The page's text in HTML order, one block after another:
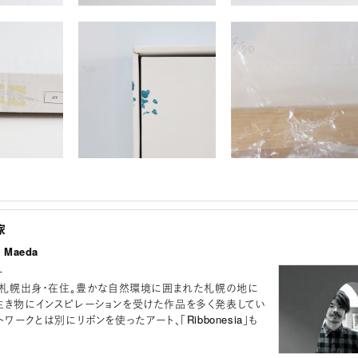
幌出身・在住。豊かな自然環境に囲まれた札幌の地に
き物にインスピレーションを受けた作品を多く発表してい
ワークとは別にリボンを使ったアート、「Ribbonesia」も